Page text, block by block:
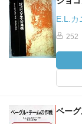
E.L.カ
252
ベー